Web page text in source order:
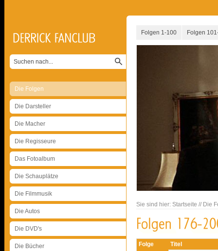
Die Folgen
Die Darsteller
Die Macher
Die Regisseure
Das Fotoalbum
Die Schauplätze
Die Filmmusik
Die Autos
Die DVD's
Die Bücher
Folgen 1-100 Folgen
Sie sind hier: Startseite // Die
Folge
Titel